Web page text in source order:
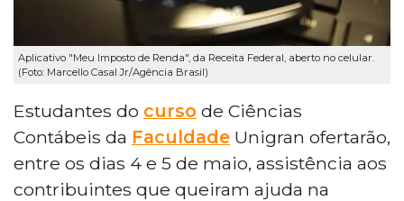
Aplicativo "Meu Imposto de Renda", da Receita Federal, aberto no celular.
(Foto: Marcello Casal Jr/Agência Brasil)
Estudantes do curso de Ciências
Contábeis da Faculdade Unigran ofertarão,
entre os dias 4 e 5 de maio, assistência aos
contribuintes que queiram ajuda na